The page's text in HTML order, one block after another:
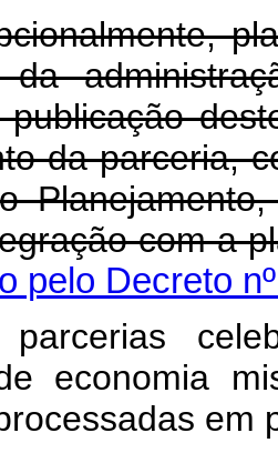
da
da parceria,
com a
pelo Decreto
economia
em